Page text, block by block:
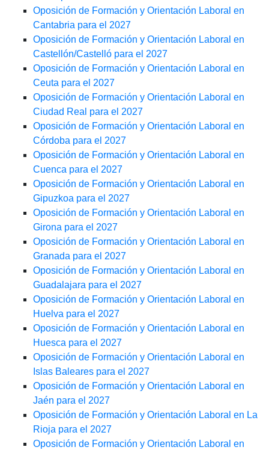
Oposición de Formación y Orientación Laboral en
Cantabria para el 2027
Oposición de Formación y Orientación Laboral en
Castellón/Castelló para el 2027
Oposición de Formación y Orientación Laboral en
Ceuta para el 2027
Oposición de Formación y Orientación Laboral en
Ciudad Real para el 2027
Oposición de Formación y Orientación Laboral en
Córdoba para el 2027
Oposición de Formación y Orientación Laboral en
Cuenca para el 2027
Oposición de Formación y Orientación Laboral en
Gipuzkoa para el 2027
Oposición de Formación y Orientación Laboral en
Girona para el 2027
Oposición de Formación y Orientación Laboral en
Granada para el 2027
Oposición de Formación y Orientación Laboral en
Guadalajara para el 2027
Oposición de Formación y Orientación Laboral en
Huelva para el 2027
Oposición de Formación y Orientación Laboral en
Huesca para el 2027
Oposición de Formación y Orientación Laboral en
Islas Baleares para el 2027
Oposición de Formación y Orientación Laboral en
Jaén para el 2027
Oposición de Formación y Orientación Laboral en La
Rioja para el 2027
Oposición de Formación y Orientación Laboral en